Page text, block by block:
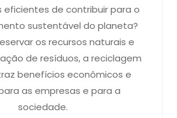
eficientes de contribuir para o
sustentável do planeta?
os recursos naturais e
de resíduos, a reciclagem
benefícios econômicos e
as empresas e para a
sociedade.